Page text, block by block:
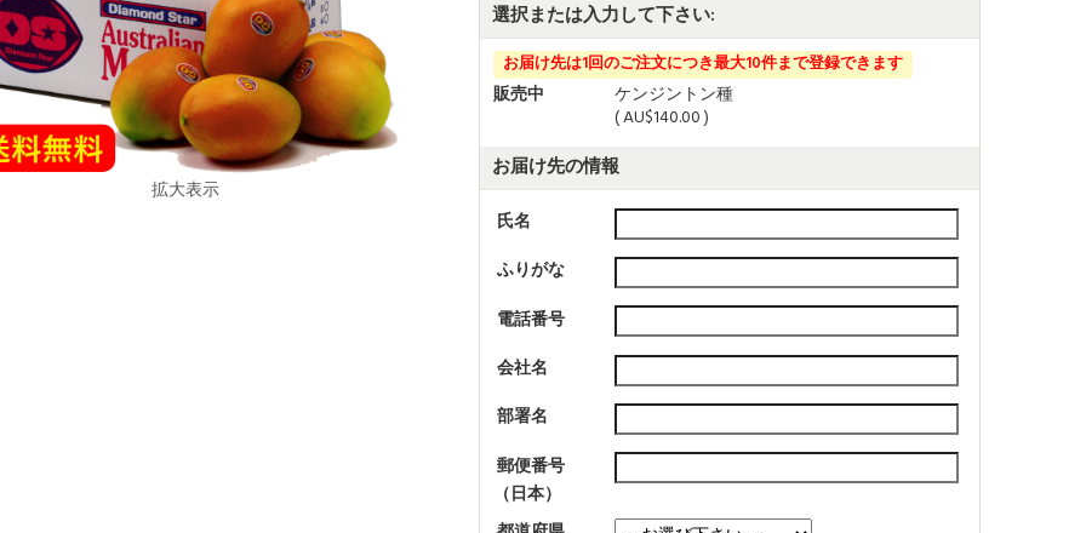
拡大表示
選択または入力して下さい:
お届け先は1回のご注文につき最大10件まで登録できます
販売中
ケンジントン種
( AU$140.00 )
お届け先の情報
氏名
ふりがな
電話番号
会社名
部署名
郵便番号
（日本）